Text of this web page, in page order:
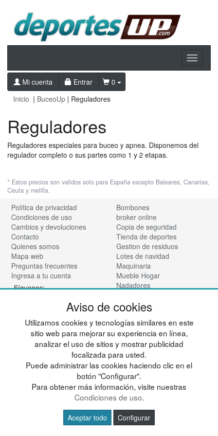
Toggle
Mi cuenta
Entrar
0
Inicio | BuceoUp | Reguladores
Reguladores
Reguladores especiales para buceo y apnea. Disponemos del
regulador completo o sus partes como 1 y 2 etapas.
* Estos precios son validos solo para España excepto Baleares, Canarias,
Ceuta y melilla.
Política de privacidad
Condiciones de uso
Cambios y devoluciones
Contacto
Quienes somos
Mapa web
Preguntas frecuentes
Ingresa a tu cuenta
Síguenos:
Bombones
broker online
Copia de seguridad
Tienda de deportes
Gestion de residuos
Lotes de navidad
Maquinaria
Mueble Hogar
Nadadores
Para almacen
Tienda de cosmética
© deportesup.com - Todos los derechos reservados
Aviso de cookies
Utilizamos cookies y tecnologías similares en este
sitio web para mejorar su experiencia en línea,
analizar el uso de sitios y mostrar publicidad
focalizada para usted.
Puede administrar las cookies haciendo clic en el
botón "Configurar".
Para obtener más información, visite nuestras
Condiciones de uso.
Aceptar todo Configurar